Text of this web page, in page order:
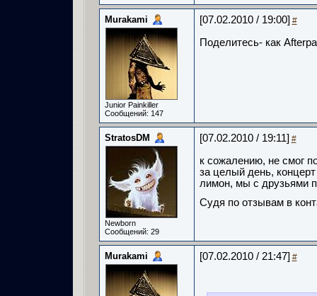
Murakami
Junior Painkiller
Сообщений: 147
[07.02.2010 / 19:00] #
Поделитесь- как
StratosDM
Newborn
Сообщений: 29
[07.02.2010 / 19:11] #
к сожалению, не смог
за целый день,
лимон, мы с друзьями
Судя по отзывам в
Murakami [07.02.2010 / 21:47] #